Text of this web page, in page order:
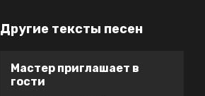
Другие тексты песен
Мастер приглашает в
гости